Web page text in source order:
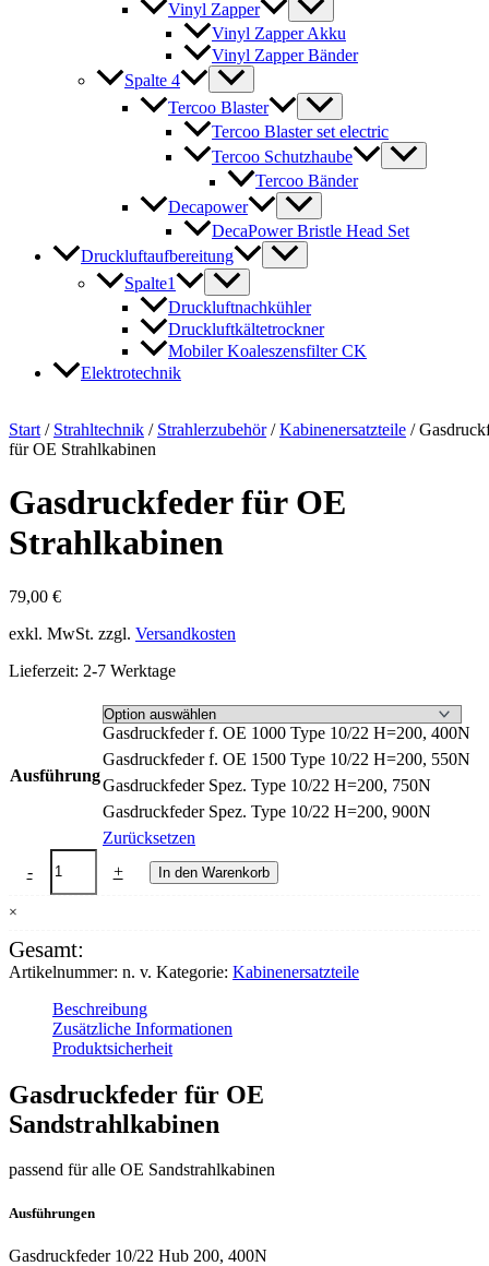
Vinyl Zapper
Vinyl Zapper Akku
Vinyl Zapper Bänder
Spalte 4
Tercoo Blaster
Tercoo Blaster set electric
Tercoo Schutzhaube
Tercoo Bänder
Decapower
DecaPower Bristle Head Set
Druckluftaufbereitung
Spalte1
Druckluftnachkühler
Druckluftkältetrockner
Mobiler Koaleszensfilter CK
Elektrotechnik
Start / Strahltechnik / Strahlerzubehör/Kabinenersatzteile /
für OE Strahlkabinen
Gasdruckfeder für OE
Strahlkabinen
79,00 €
exkl. MwSt. zzgl. Versandkosten
Lieferzeit: 2-7 Werktage
Ausführung
Gasdruckfeder f. OE 1000 Type 10/22 H=200, 400N
Gasdruckfeder f. OE 1500 Type 10/22 H=200, 550N
Gasdruckfeder Spez. Type 10/22 H=200, 750N
Gasdruckfeder Spez. Type 10/22 H=200, 900N
Zurücksetzen
-
Gasdruckfeder
für
Strahlkabinen
+ In den Warenkorb
×
Gesamt:
Artikelnummer: n. v. Kategorie: Kabinenersatzteile
Beschreibung
Zusätzliche Informationen
Produktsicherheit
Gasdruckfeder für OE
Sandstrahlkabinen
passend für alle OE Sandstrahlkabinen
Ausführungen
Gasdruckfeder 10/22 Hub 200, 400N